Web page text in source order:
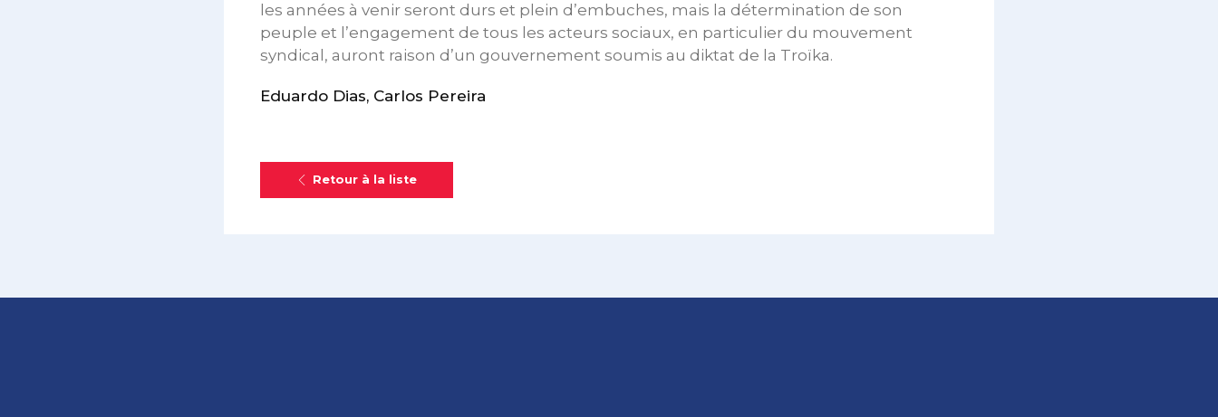
les années à venir seront durs et plein d’embuches, mais la détermination de son
peuple et l’engagement de tous les acteurs sociaux, en particulier du mouvement
syndical, auront raison d’un gouvernement soumis au diktat de la Troïka.
Eduardo Dias, Carlos Pereira
Retour à la liste